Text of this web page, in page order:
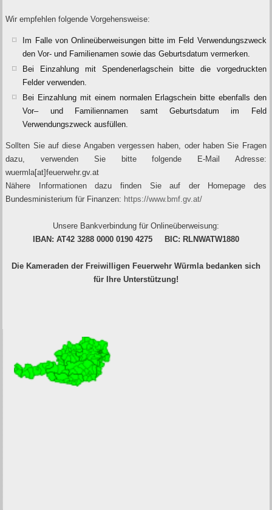
Wir empfehlen folgende Vorgehensweise:
Im Falle von Onlineüberweisungen bitte im Feld Verwendungszweck
den Vor- und Familienamen sowie das Geburtsdatum vermerken.
Bei Einzahlung mit Spendenerlagschein bitte die vorgedruckten
Felder verwenden.
Bei Einzahlung mit einem normalen Erlagschein bitte ebenfalls den
Vor– und Familiennamen samt Geburtsdatum im Feld
Verwendungszweck ausfüllen.
Sollten Sie auf diese Angaben vergessen haben, oder haben Sie Fragen
dazu, verwenden Sie bitte folgende E-Mail Adresse:
wuermla[at]feuerwehr.gv.at
Nähere Informationen dazu finden Sie auf der Homepage des
Bundesministerium für Finanzen: https://www.bmf.gv.at/
Unsere Bankverbindung für Onlineüberweisung:
IBAN: AT42 3288 0000 0190 4275 BIC: RLNWATW1880
Die Kameraden der Freiwilligen Feuerwehr Würmla bedanken sich
für Ihre Unterstützung!